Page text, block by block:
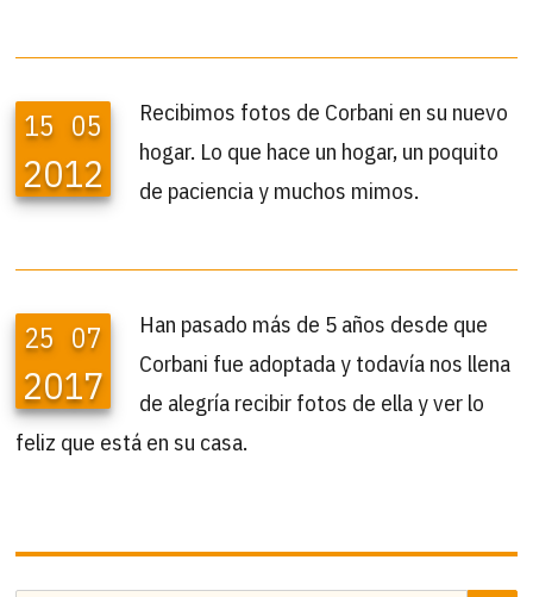
15 05
2012
Recibimos fotos de Corbani en su nuevo
hogar. Lo que hace un hogar, un poquito
de paciencia y muchos mimos.
25 07
2017
Han pasado más de 5 años desde que
Corbani fue adoptada y todavía nos llena
de alegría recibir fotos de ella y ver lo
feliz que está en su casa.